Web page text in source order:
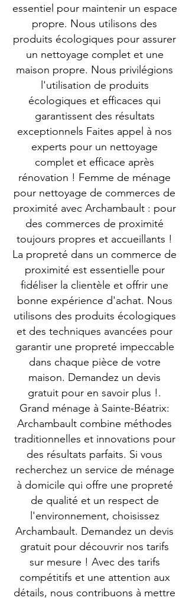
essentiel pour maintenir un espace
propre. Nous utilisons des
produits écologiques pour assurer
un nettoyage complet et une
maison propre. Nous privilégions
l'utilisation de produits
écologiques et efficaces qui
garantissent des résultats
exceptionnels Faites appel à nos
experts pour un nettoyage
complet et efficace après
rénovation ! Femme de ménage
pour nettoyage de commerces de
proximité avec Archambault : pour
des commerces de proximité
toujours propres et accueillants !
La propreté dans un commerce de
proximité est essentielle pour
fidéliser la clientèle et offrir une
bonne expérience d'achat. Nous
utilisons des produits écologiques
et des techniques avancées pour
garantir une propreté impeccable
dans chaque pièce de votre
maison. Demandez un devis
gratuit pour en savoir plus !.
Grand ménage à Sainte-Béatrix:
Archambault combine méthodes
traditionnelles et innovations pour
des résultats parfaits. Si vous
recherchez un service de ménage
à domicile qui offre une propreté
de qualité et un respect de
l'environnement, choisissez
Archambault. Demandez un devis
gratuit pour découvrir nos tarifs
sur mesure ! Avec des tarifs
compétitifs et une attention aux
détails, nous contribuons à mettre